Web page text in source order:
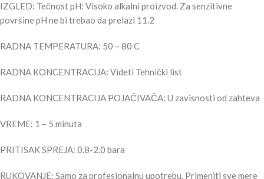
IZGLED: Tečnost pH: Visoko alkalni proizvod. Za senzitivne
površine pH ne bi trebao da prelazi 11.2
RADNA TEMPERATURA: 50 – 80 C
RADNA KONCENTRACIJA: Videti Tehnički list
RADNA KONCENTRACIJA POJAČIVAČA: U zavisnosti od zahteva
VREME: 1 – 5 minuta
PRITISAK SPREJA: 0.8-2.0 bara
RUKOVANJE: Samo za profesionalnu upotrebu. Primeniti sve mere